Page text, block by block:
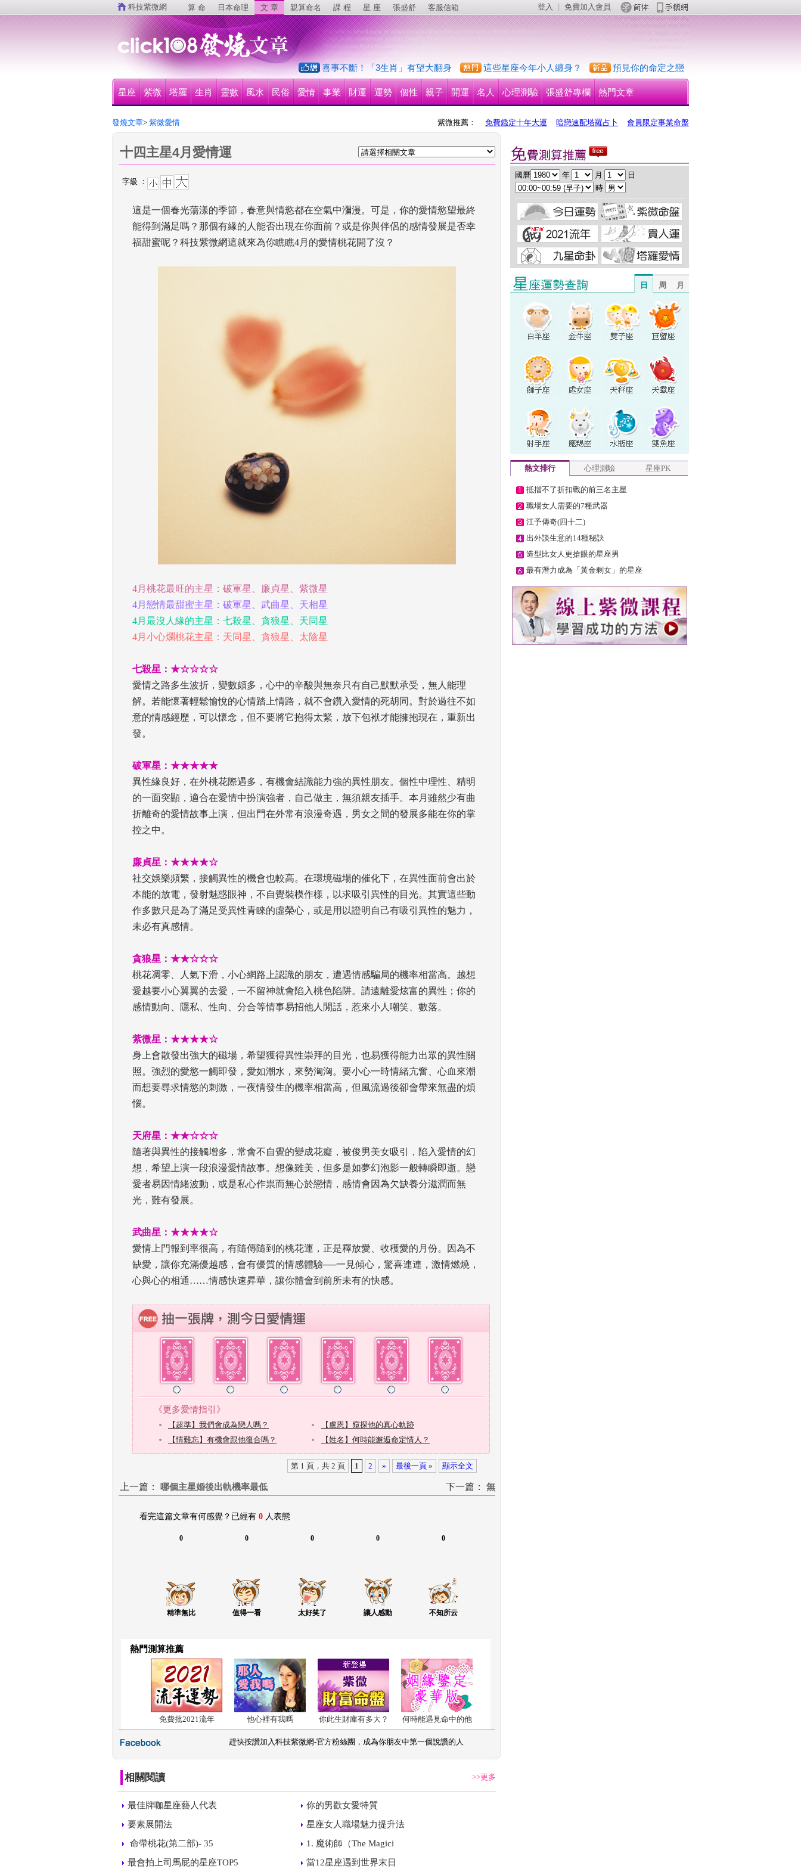
科技紫微網 算 命 日本命理 文 章 親算命名 課 程 星 座 張盛舒 客服信箱 登入 免費加入會員
喜事不斷！「3生肖」有望大翻身 這些星座今年小人纏身？ 預見你的命定之戀
星座 紫微 塔羅 生肖 靈數 風水 民俗 愛情 事業 財運 運勢 個性 親子 開運 名人 心理測驗 張盛舒專欄 熱門文章
發燒文章> 紫微愛情 會員限定事業命盤
暗戀速配塔羅占卜
免費鑑定十年大運
紫微推薦：
十四主星4月愛情運
字級 ：
這是一個春光蕩漾的季節，春意與情慾都在空氣中瀰漫。可是，你的愛情慾望最終
能得到滿足嗎？那個有緣的人能否出現在你面前？或是你與伴侶的感情發展是否幸
福甜蜜呢？科技紫微網這就來為你瞧瞧4月的愛情桃花開了沒？
4月桃花最旺的主星：破軍星、廉貞星、紫微星
4月戀情最甜蜜主星：破軍星、武曲星、天相星
4月最沒人緣的主星：七殺星、貪狼星、天同星
4月小心爛桃花主星：天同星、貪狼星、太陰星
七殺星：★☆☆☆☆
愛情之路多生波折，變數頗多，心中的辛酸與無奈只有自己默默承受，無人能理
解。若能懷著輕鬆愉悅的心情踏上情路，就不會鑽入愛情的死胡同。對於過往不如
意的情感經歷，可以懷念，但不要將它抱得太緊，放下包袱才能擁抱現在，重新出
發。
破軍星：★★★★★
異性緣良好，在外桃花際遇多，有機會結識能力強的異性朋友。個性中理性、精明
的一面突顯，適合在愛情中扮演強者，自己做主，無須親友插手。本月雖然少有曲
折離奇的愛情故事上演，但出門在外常有浪漫奇遇，男女之間的發展多能在你的掌
控之中。
廉貞星：★★★★☆
社交娛樂頻繁，接觸異性的機會也較高。在環境磁場的催化下，在異性面前會出於
本能的放電，發射魅惑眼神，不自覺裝模作樣，以求吸引異性的目光。其實這些動
作多數只是為了滿足受異性青睞的虛榮心，或是用以證明自己有吸引異性的魅力，
未必有真感情。
貪狼星：★★☆☆☆
桃花凋零、人氣下滑，小心網路上認識的朋友，遭遇情感騙局的機率相當高。越想
愛越要小心翼翼的去愛，一不留神就會陷入桃色陷阱。請遠離愛炫富的異性；你的
感情動向、隱私、性向、分合等情事易招他人閒話，惹來小人嘲笑、數落。
紫微星：★★★★☆
身上會散發出強大的磁場，希望獲得異性崇拜的目光，也易獲得能力出眾的異性關
照。強烈的愛慾一觸即發，愛如潮水，來勢洶洶。要小心一時情緒亢奮、心血來潮
而想要尋求情慾的刺激，一夜情發生的機率相當高，但風流過後卻會帶來無盡的煩
惱。
天府星：★★☆☆☆
隨著與異性的接觸增多，常會不自覺的變成花癡，被俊男美女吸引，陷入愛情的幻
想，希望上演一段浪漫愛情故事。想像雖美，但多是如夢幻泡影一般轉瞬即逝。戀
愛者易因情緒波動，或是私心作祟而無心於戀情，感情會因為欠缺養分滋潤而無
光，難有發展。
武曲星：★★★★☆
愛情上門報到率很高，有隨傳隨到的桃花運，正是釋放愛、收穫愛的月份。因為不
缺愛，讓你充滿優越感，會有優質的情感體驗──一見傾心，驚喜連連，激情燃燒，
心與心的相通……情感快速昇華，讓你體會到前所未有的快感。
第 1 頁，共 2 頁 1 2 » 最後一頁 » 顯示全文
上一篇： 哪個主星婚後出軌機率最低 下一篇： 無
看完這篇文章有何感覺？已經有 0 人表態
0
精準無比
0
值得一看
0
太好笑了
0
讓人感動
0
不知所云
熱門測算推薦
免費批2021流年 他心裡有我嗎 你此生財庫有多大？ 何時能遇見命中的他
趕快按讚加入科技紫微網-官方粉絲團 ，成為你朋友中第一個說讚的人
相關閱讀 >>更多
最佳牌咖星座藝人代表
要素展開法
命帶桃花(第二部)- 35
最會拍上司馬屁的星座TOP5
你的男歡女愛特質
星座女人職場魅力提升法
1. 魔術師（The Magici
當12星座遇到世界末日
國曆 年 月
日
時
月
周
日
熱文排行 心理測驗 星座PK
抵擋不了折扣戰的前三名主星
職場女人需要的7種武器
江予傳奇(四十二)
出外談生意的14種秘訣
造型比女人更搶眼的星座男
最有潛力成為「黃金剩女」的星座